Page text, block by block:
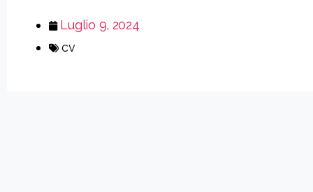
Luglio 9, 2024
cv